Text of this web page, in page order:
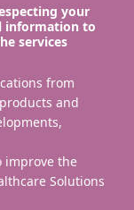
your
information to
services
from
and
improve the
Solutions